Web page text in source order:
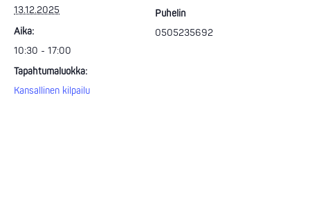
13.12.2025
Aika:
10:30 - 17:00
Tapahtumaluokka:
Kansallinen kilpailu
Puhelin
0505235692